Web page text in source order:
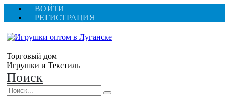
ВОЙТИ
РЕГИСТРАЦИЯ
Торговый дом
Игрушки и Текстиль
Поиск